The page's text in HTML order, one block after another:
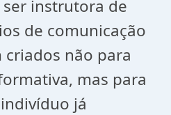
instrutora de
de comunicação
não para
mas para
já